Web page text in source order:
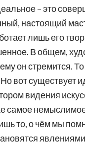
– это
настоящий
лишь его
В общем,
он стремится. То
вот существует
видения
самое
то, о чём мы